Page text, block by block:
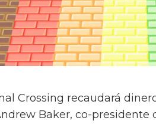
Crossing recaudará
Baker, co-presidente